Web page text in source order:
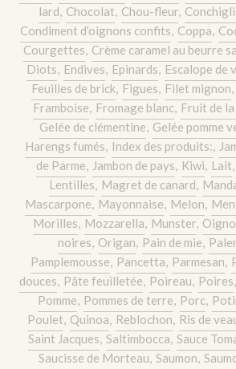
lard, Chocolat, Chou-fleur,
Condiment d’oignons confits, Coppa,
Courgettes, Crème caramel au beurre
Diots, Endives, Epinards, Escalope de
Feuilles de brick, Figues, Filet mignon,
Framboise, Fromage blanc, Fruit de
Gelée de clémentine, Gelée pomme
Harengs fumés, Index des produits:,
de Parme, Jambon de pays, Kiwi, Lait,
Lentilles, Magret de canard,
Mascarpone, Mayonnaise, Melon,
Morilles, Mozzarella, Munster,
noires, Origan, Pain de mie,
Pamplemousse, Pancetta, Parmesan,
douces, Pâte feuilletée, Poireau, Poires,
Pomme, Pommes de terre, Porc,
Poulet, Quinoa, Reblochon, Ris de
Saint Jacques, Saltimbocca, Sauce
Saucisse de Morteau, Saumon,